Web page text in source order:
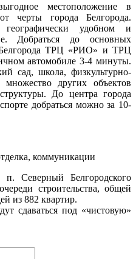
местоположение в
черты города Белгорода.
географически удобном и
Добраться до основных
Белгорода ТРЦ «РИО» и ТРЦ
автомобиле 3-4 минуты.
сад, школа, физкультурно-
других объектов
До центра города
добраться можно за 10-
коммуникации
Северный Белгородского
строительства, общей
из 882 квартир.
сдаваться под «чистовую»